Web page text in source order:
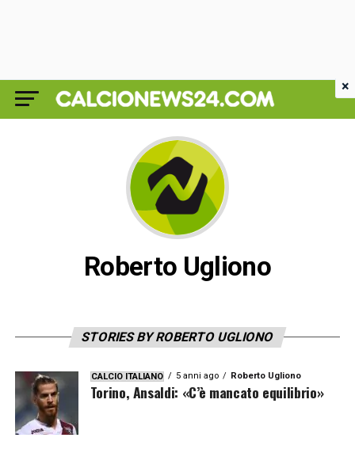
Roberto Ugliono
STORIES BY ROBERTO UGLIONO
CALCIO ITALIANO 5 anni ago Roberto Ugliono
Torino, Ansaldi: «C’è mancato equilibrio»
×